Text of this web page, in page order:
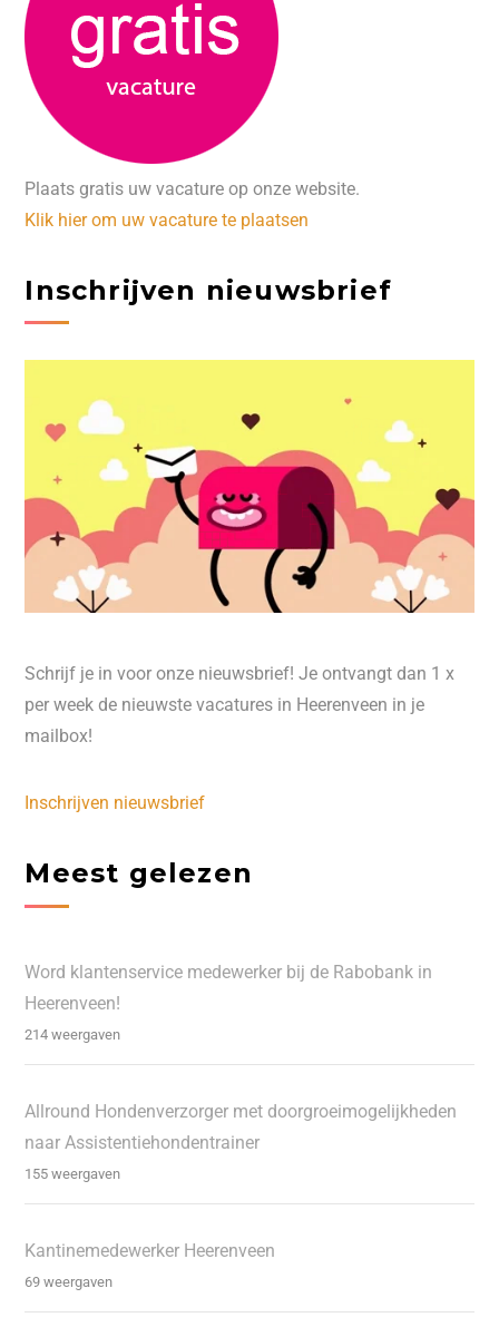
Plaats gratis uw vacature op onze website.
Klik hier om uw vacature te plaatsen
Inschrijven nieuwsbrief
Schrijf je in voor onze nieuwsbrief! Je ontvangt dan 1 x
per week de nieuwste vacatures in Heerenveen in je
mailbox!
Inschrijven nieuwsbrief
Meest gelezen
Word klantenservice medewerker bij de Rabobank in
Heerenveen!
214 weergaven
Allround Hondenverzorger met doorgroeimogelijkheden
naar Assistentiehondentrainer
155 weergaven
Kantinemedewerker Heerenveen
69 weergaven